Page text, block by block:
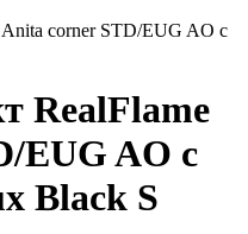
corner STD/EUG AO с
RealFlame
EUG AO с
Black S